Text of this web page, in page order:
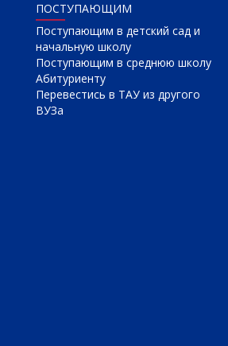
ПОСТУПАЮЩИМ
Поступающим в детский сад и
начальную школу
Поступающим в среднюю школу
Абитуриенту
Перевестись в ТАУ из другого
ВУЗа